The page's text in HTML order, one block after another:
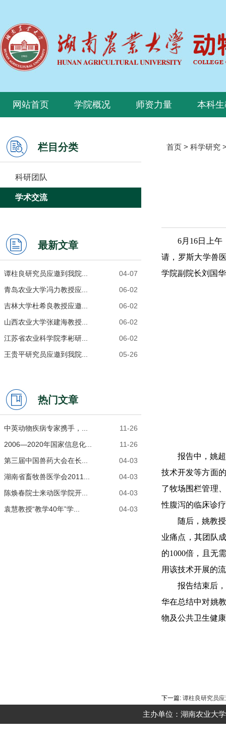
网站首页 学院概况 师资力量 本科
栏目分类
科研团队
学术交流
最新文章
04-07
谭柱良研究员应邀到我院...
06-02
青岛农业大学冯力教授应...
06-02
吉林大学杜希良教授应邀...
06-02
山西农业大学张建海教授...
06-02
江苏省农业科学院李彬研...
05-26
王贵平研究员应邀到我院...
热门文章
11-26
中英动物疾病专家携手，...
11-26
2006―2020年国家信息化...
04-03
第三届中国兽药大会在长...
04-03
湖南省畜牧兽医学会2011...
04-03
陈焕春院士来动医学院开...
04-03
袁慧教授“教学40年”学...
首页 > 科学研究
6月16日上午
请，罗斯大学兽
学院副院长刘国
报告中，姚
技术开发等方面
了牧场围栏管理
性腹泻的临床诊
随后，姚教
业痛点，其团队
的1000倍，且无
用该技术开展的
报告结束后
华在总结中对姚
物及公共卫生健
下一篇: 谭柱良研究员
主办单位：湖南农业大